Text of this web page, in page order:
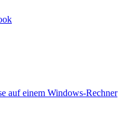
auf einem Windows-Rechner